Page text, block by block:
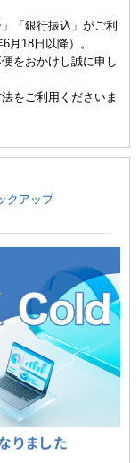
「銀行振込」がご利
月18日以降）。
をおかけし誠に申し
をご利用くださいま
クアップ